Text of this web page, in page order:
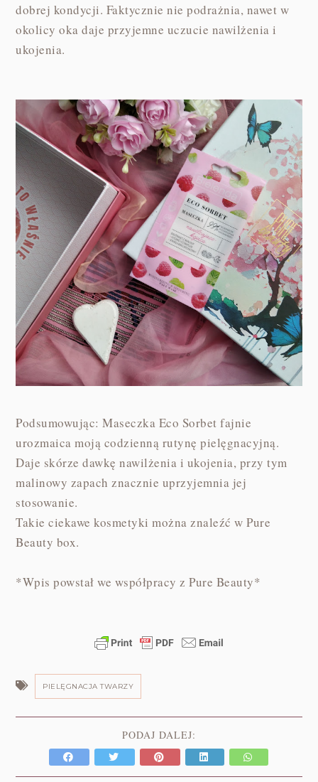
dobrej kondycji. Faktycznie nie podrażnia, nawet w
okolicy oka daje przyjemne uczucie nawilżenia i
ukojenia.
Podsumowując: Maseczka Eco Sorbet fajnie
urozmaica moją codzienną rutynę pielęgnacyjną.
Daje skórze dawkę nawilżenia i ukojenia, przy tym
malinowy zapach znacznie uprzyjemnia jej
stosowanie.
Takie ciekawe kosmetyki można znaleźć w Pure
Beauty box.
*Wpis powstał we współpracy z Pure Beauty*
PIELĘGNACJA TWARZY
PODAJ DALEJ: